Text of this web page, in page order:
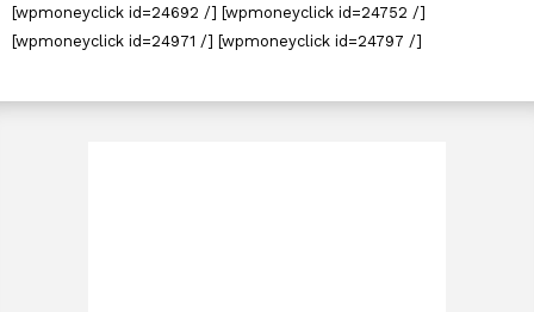
[wpmoneyclick id=24692 /] [wpmoneyclick id=24752 /]
[wpmoneyclick id=24971 /] [wpmoneyclick id=24797 /]